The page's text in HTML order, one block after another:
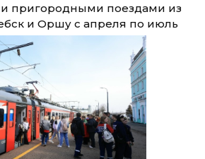
пригородными поездами из
и Оршу с апреля по июль